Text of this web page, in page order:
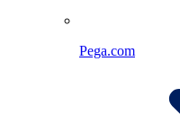
Pega.com